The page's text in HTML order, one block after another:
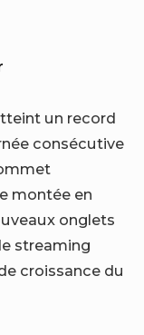
un record
consécutive
montée en
onglets
streaming
croissance du